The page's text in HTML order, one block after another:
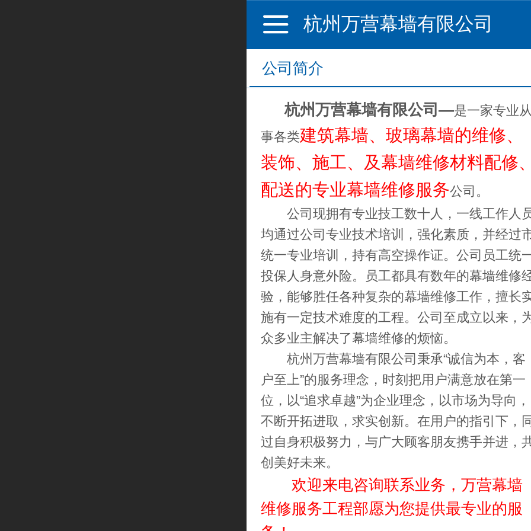
杭州万营幕墙有限公司
公司简介
杭州万营幕墙有限公司—是一家专业从
事各类建筑幕墙、玻璃幕墙的维修、
装饰、施工、 及幕墙维修材料配修、
配送的专业幕墙维修服务公司 。
公司现拥有专业技工数十人，一线工作人
均通过公司专业技术培训，强化素质，并经过
统一专业培训，持有高空操作证。公司员工统
投保人身意外险。员工都具有数年的幕墙维修
验，能够胜任各种复杂的幕墙维修工作，擅长
施有一定技术难度的工程。公司至成立以来，
众多业主解决了幕墙维修的烦恼。
杭州万营幕墙有限公司秉承“诚信为本，客
户至上”的服务理念，时刻把用户满意放在第一
位，以“追求卓越”为企业理念，以市场为导向，
不断开拓进取，求实创新。在用户的指引下，
过自身积极努力，与广大顾客朋友携手并进，
创美好未来。
欢迎来电咨询联系业务，万营幕墙
维修服务工程部愿为您提供最专业的服